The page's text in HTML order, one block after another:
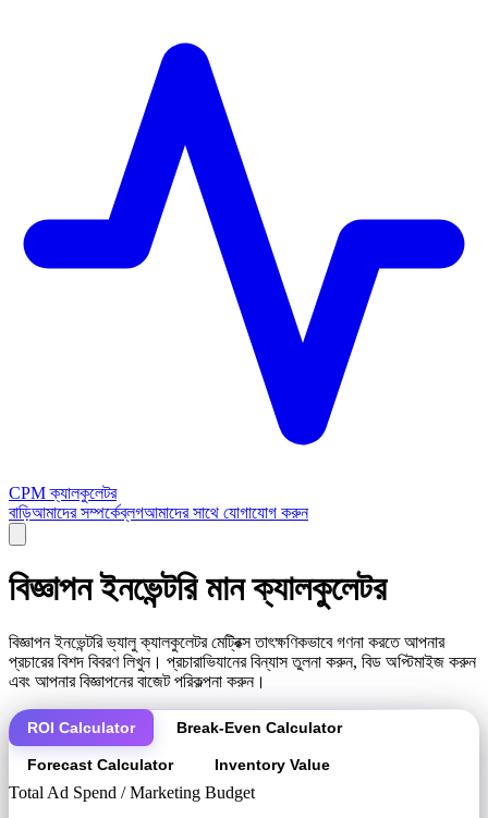
CPM ক্যালকুলেটর
বাড়িআমাদের সম্পর্কেব্লগআমাদের সাথে যোগাযোগ করুন
বিজ্ঞাপন ইনভেন্টরি মান ক্যালকুলেটর
বিজ্ঞাপন ইনভেন্টরি ভ্যালু ক্যালকুলেটর মেট্রিক্স তাৎক্ষণিকভাবে গণনা করতে আপনার
প্রচারের বিশদ বিবরণ লিখুন। প্রচারাভিযানের বিন্যাস তুলনা করুন, বিড অপ্টিমাইজ করুন
এবং আপনার বিজ্ঞাপনের বাজেট পরিকল্পনা করুন।
ROI Calculator Break-Even Calculator
Forecast Calculator Inventory Value
Total Ad Spend / Marketing Budget